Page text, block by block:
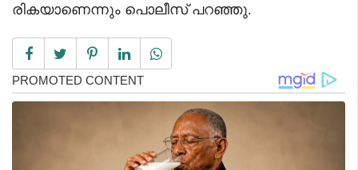
രികയാണെന്നും പൊലീസ് പറഞ്ഞു.